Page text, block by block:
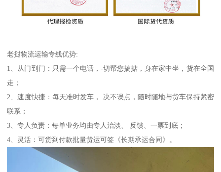
老挝物流运输专线优势:
1、从门到门：只需一个电话，-切帮您搞掂，身在家中坐，货在全国
走；
2、速度快捷：每天准时发车， 决不误点，随时随地与货车保持紧密
联系；
3、专人负责：每单业务均由专人治淡、 反馈、一票到底；
4、灵活：可货到付款批量货运可签《长期承运合同》。